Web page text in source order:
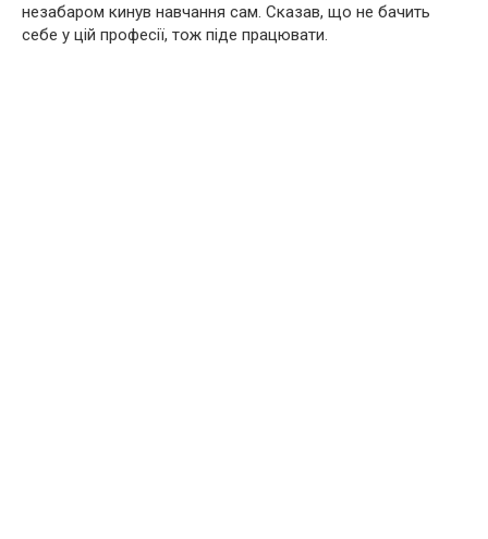
незабаром кинув навчання сам. Сказав, що не бачить
себе у цій професії, тож піде працювати.